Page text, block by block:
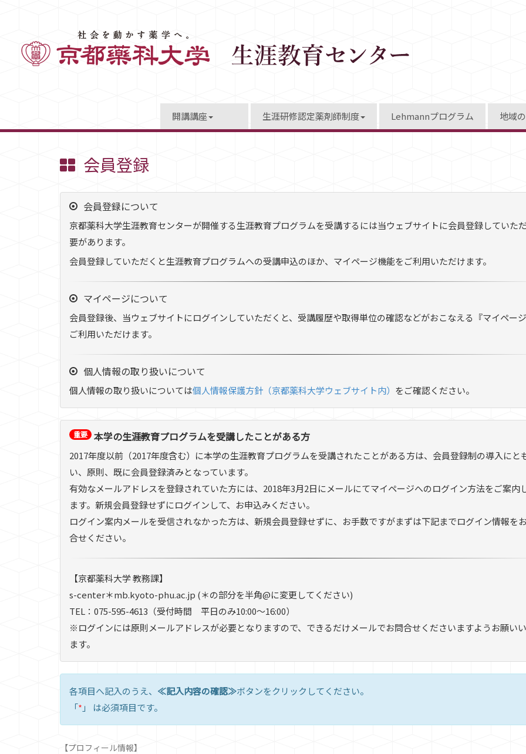
開講講座 生涯研修認定薬剤師制度 Lehmannプログラム 地域
会員登録
会員登録について
京都薬科大学生涯教育センターが開催する生涯教育プログラムを受講するには当ウェブサイトに会員登録していた
要があります。
会員登録していただくと生涯教育プログラムへの受講申込のほか、マイページ機能をご利用いただけます。
マイページについて
会員登録後、当ウェブサイトにログインしていただくと、受講履歴や取得単位の確認などがおこなえる『マイペー
ご利用いただけます。
個人情報の取り扱いについて
個人情報の取り扱いについては個人情報保護方針（京都薬科大学ウェブサイト内） をご確認ください。
重要 本学の生涯教育プログラムを受講したことがある方
2017年度以前（2017年度含む）に本学の生涯教育プログラムを受講されたことがある方は、会員登録制の導入にと
い、原則、既に会員登録済みとなっています。
有効なメールアドレスを登録されていた方には、2018年3月2日にメールにてマイページへのログイン方法をご案内
ます。新規会員登録せずにログインして、お申込みください。
ログイン案内メールを受信されなかった方は、新規会員登録せずに、お手数ですがまずは下記までログイン情報を
合せください。
【京都薬科大学 教務課】
s-center＊mb.kyoto-phu.ac.jp (＊の部分を半角@に変更してください)
TEL：075-595-4613（受付時間 平日のみ10:00～16:00）
※ログインには原則メールアドレスが必要となりますので、できるだけメールでお問合せくださいますようお願い
ます。
各項目へ記入のうえ、 ≪記入内容の確認≫ボタンをクリックしてください。
「* 」 は必須項目です。
【プロフィール情報】